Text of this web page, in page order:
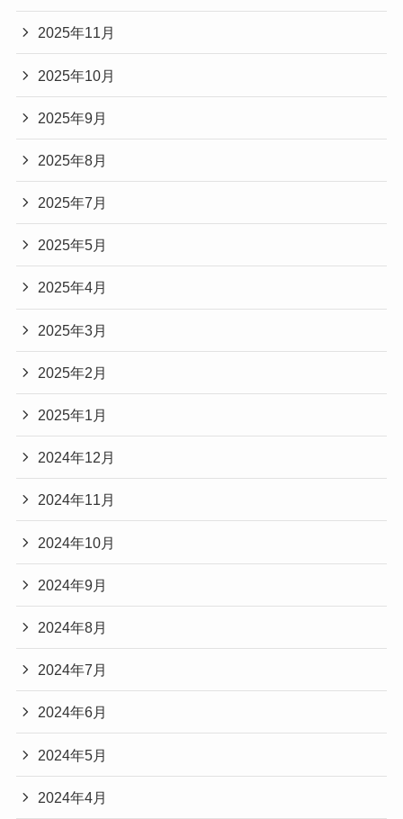
2025年11月
2025年10月
2025年9月
2025年8月
2025年7月
2025年5月
2025年4月
2025年3月
2025年2月
2025年1月
2024年12月
2024年11月
2024年10月
2024年9月
2024年8月
2024年7月
2024年6月
2024年5月
2024年4月